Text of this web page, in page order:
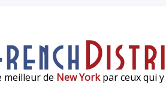
meilleur de New Yorkpar ceux qui